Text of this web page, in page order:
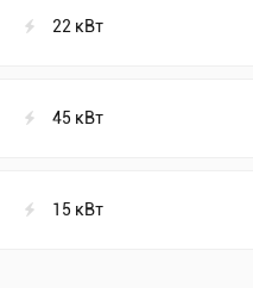
22 кВт
45 кВт
15 кВт